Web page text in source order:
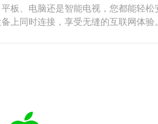
板、电脑还是智能电视，您都能轻松
上同时连接，享受无缝的互联网体验。